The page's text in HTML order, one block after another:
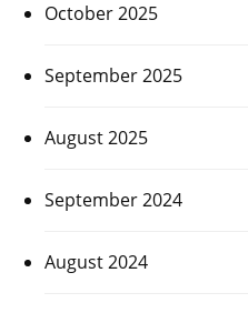
October 2025
September 2025
August 2025
September 2024
August 2024